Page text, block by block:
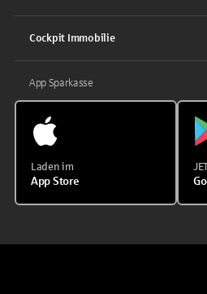
Cockpit Immobilie
App Sparkasse
Laden im
App Store